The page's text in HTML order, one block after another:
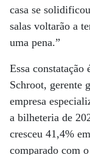
casa se
salas voltarão a
uma pena.”
Essa
Schroot, gerente
empresa
a bilheteria de
cresceu 41,4%
comparado com